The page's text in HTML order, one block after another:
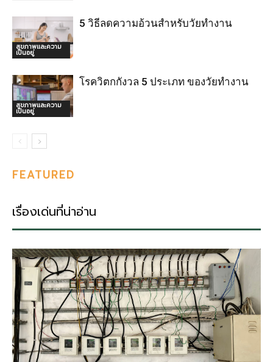
สุขภาพและความ
เป็นอยู่
5 วิธีลดความอ้วนสำหรับวัยทำงาน
สุขภาพและความ
เป็นอยู่
โรควิตกกังวล 5 ประเภท ของวัยทำงาน
FEATURED
เรื่องเด่นที่น่าอ่าน